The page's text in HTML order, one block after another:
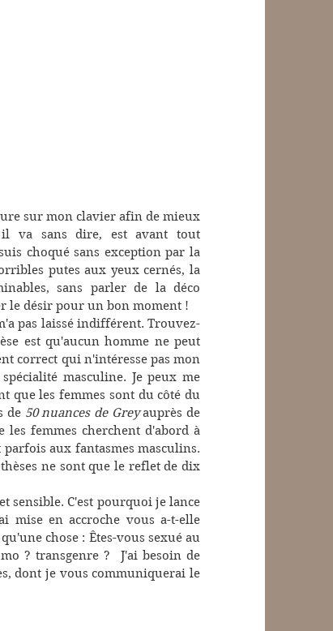
sur mon clavier afin de mieux
il va sans dire, est avant tout
choqué sans exception par la
putes aux yeux cernés, la
sans parler de la déco
le désir pour un bon moment !
pas laissé indifférent. Trouvez-
est qu'aucun homme ne peut
correct qui n'intéresse pas mon
masculine. Je peux me
que les femmes sont du côté du
de 50 nuances de Grey auprès de
les femmes cherchent d'abord à
aux fantasmes masculins.
ne sont que le reflet de dix
sensible. C'est pourquoi je lance
mise en accroche vous a-t-elle
chose : Êtes-vous sexué au
? transgenre ?  J'ai besoin de
dont je vous communiquerai le